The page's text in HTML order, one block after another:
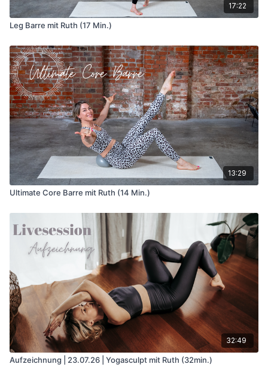
17:22
Leg Barre mit Ruth (17 Min.)
13:29
Ultimate Core Barre mit Ruth (14 Min.)
32:49
Aufzeichnung | 23.07.26 | Yogasculpt mit Ruth (32min.)